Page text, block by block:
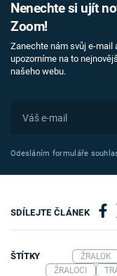
Nenechte si ujít
Zoom!
Zanechte nám svůj e-mail
upozorníme na to
našeho webu.
Odesláním formuláře
SDÍLEJTE ČLÁNEK
ŠTÍTKY ŽRALOK
ŽRALOCI